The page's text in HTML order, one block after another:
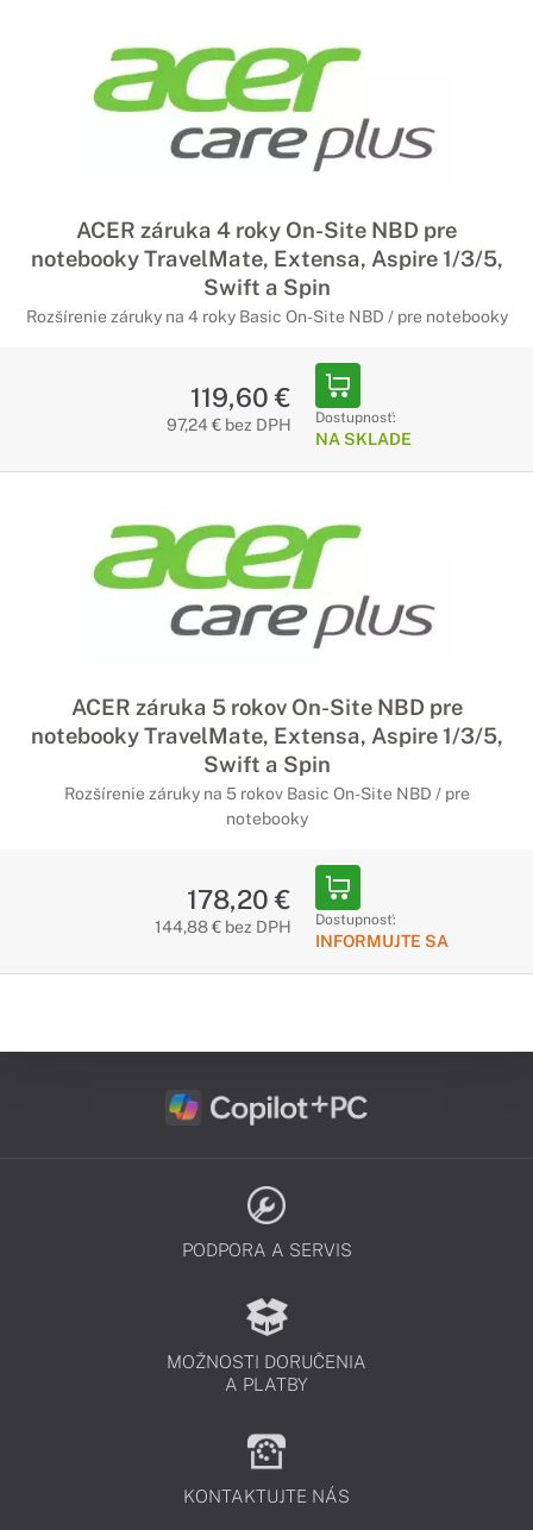
ACER záruka 4 roky On-Site NBD pre
notebooky TravelMate, Extensa, Aspire 1/3/5,
Swift a Spin
Rozšírenie záruky na 4 roky Basic On-Site NBD / pre notebooky
119,60 €
97,24 € bez DPH Dostupnosť:
NA SKLADE
ACER záruka 5 rokov On-Site NBD pre
notebooky TravelMate, Extensa, Aspire 1/3/5,
Swift a Spin
Rozšírenie záruky na 5 rokov Basic On-Site NBD / pre
notebooky
178,20 €
144,88 € bez DPH Dostupnosť:
INFORMUJTE SA
PODPORA A SERVIS
MOŽNOSTI DORUČENIA
A PLATBY
KONTAKTUJTE NÁS